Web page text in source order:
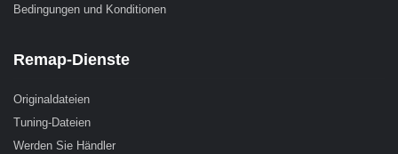
Bedingungen und Konditionen
Remap-Dienste
Originaldateien
Tuning-Dateien
Werden Sie Händler